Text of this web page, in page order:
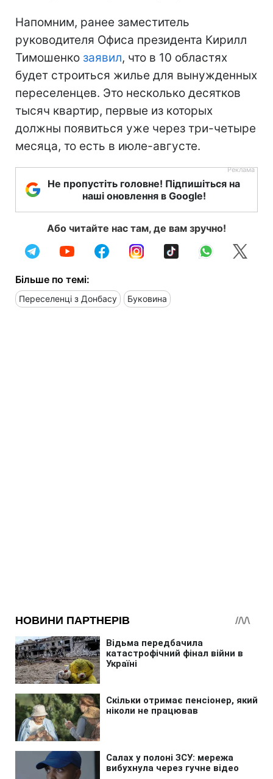
Напомним, ранее заместитель
руководителя Офиса президента Кирилл
Тимошенко заявил, что в 10 областях
будет строиться жилье для вынужденных
переселенцев. Это несколько десятков
тысяч квартир, первые из которых
должны появиться уже через три-четыре
месяца, то есть в июле-августе.
Не пропустіть головне! Підпишіться на
наші оновлення в Google!
Або читайте нас там, де вам зручно!
Більше по темі:
Переселенці з Донбасу Буковина